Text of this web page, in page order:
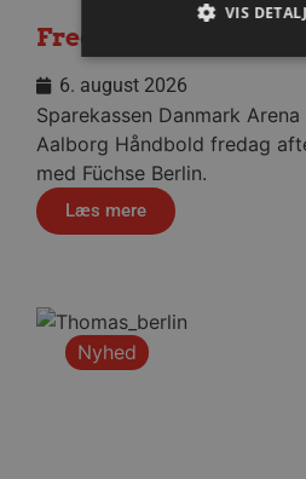
Fredagens testbrag
6. august 2026
Sparekassen Danmark
Aalborg Håndbold fredag
med Füchse Berlin.
Læs mere
Nyhed
VIS
Absolut nødvendige
Målretning
Absolut nødvendige cookies
hjemmesidens
såsom brugerlogin og
/dyna-.*/i